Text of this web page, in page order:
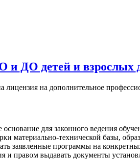
и ДО детей и
на дополнительное
для законного ведения
материально‑технической базы,
заявленные программы на
и правом выдавать документы